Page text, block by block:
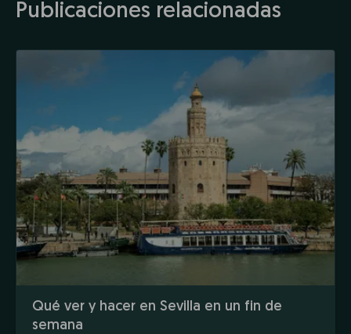
Publicaciones relacionadas
Qué ver y hacer en Sevilla en un fin de
semana